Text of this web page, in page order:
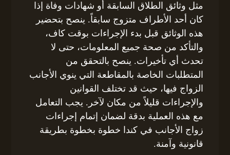
مثل وثائق الطلاق السابقة أو شهادات وفاة إذا
كان أحد الأطراف متزوج سابقاً. ينصح بتحضير
هذه الوثائق قبل بدء الإجراءات بوقت كاف،
والتأكد من صحة جميع المعلومات، حتى لا
تحدث أي تأخيرات. ينصح بالتحقق من
المتطلبات الخاصة بالمقاطعة التي ينوي الأجانب
الزواج فيها، حيث قد تختلف القوانين
والإجراءات قليلاً من مكان لآخر. يجب التعامل
مع هذه العملية بدقة لضمان إتمام إجراءات
زواج الأجانب في كندا خطوة بخطوة بطريقة
قانونية وآمنة.